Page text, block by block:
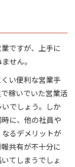
ですが、上手に
せん。
い便利な営業手
稼いでいた営業活
でしょう。しか
に、他の社員や
るデメリットが
共有が不十分に
てしまうでしょ